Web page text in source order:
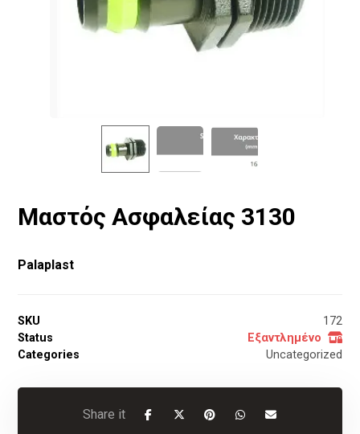
Μαστός Ασφαλείας 3130
Palaplast
SKU
172
Status
Εξαντλημένο
Categories
Uncategorized